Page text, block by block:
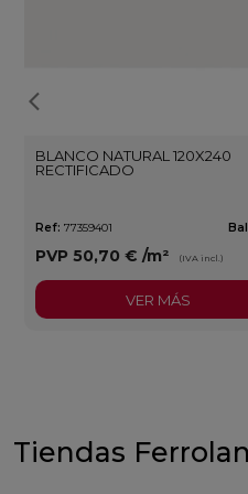
BLANCO NATURAL 120X240
RECTIFICADO
Ref: 77359401
PVP 50,70 € /m² (IVA incl.)
VER MÁS
Tiendas